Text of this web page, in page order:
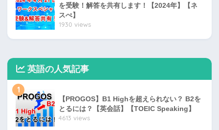
を受験！解答を共有します！【2024年】【ネ
スぺ】
1930 views
英語の人気記事
1
【PROGOS】B1 Highを超えられない？ B2を
とるには？【英会話】【TOEIC Speaking】
4613 views